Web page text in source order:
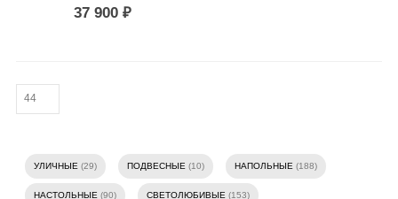
37 900₽
УЛИЧНЫЕ (29) ПОДВЕСНЫЕ (10) НАПОЛЬНЫЕ (188)
НАСТОЛЬНЫЕ (90) СВЕТОЛЮБИВЫЕ (153)